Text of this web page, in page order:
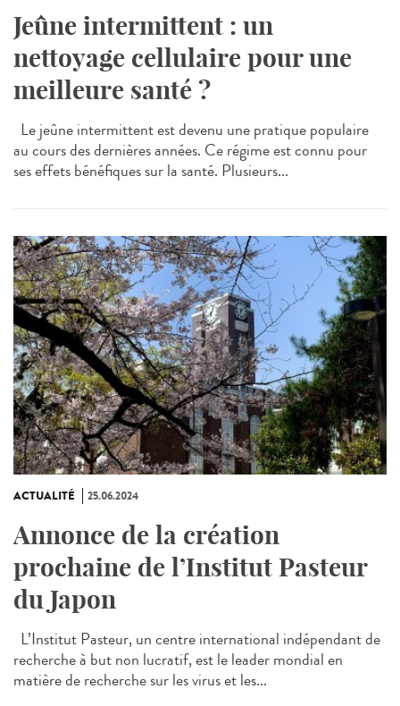
Jeûne intermittent : un
nettoyage cellulaire pour une
meilleure santé ?
Le jeûne intermittent est devenu une pratique populaire
au cours des dernières années. Ce régime est connu pour
ses effets bénéfiques sur la santé. Plusieurs...
ACTUALITÉ 25.06.2024
Annonce de la création
prochaine de l’Institut Pasteur
du Japon
L’Institut Pasteur, un centre international indépendant de
recherche à but non lucratif, est le leader mondial en
matière de recherche sur les virus et les...